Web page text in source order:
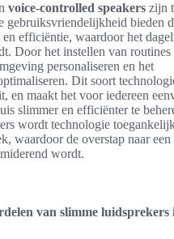
voice-controlled speakers zijn
gebruiksvriendelijkheid bieden
en efficiëntie, waardoor het
Door het instellen van routines
personaliseren en het
Dit soort
en maakt het voor iedereen
slimmer en efficiënter te
wordt technologie
waardoor de overstap naar een
wordt.
van slimme luidsprekers